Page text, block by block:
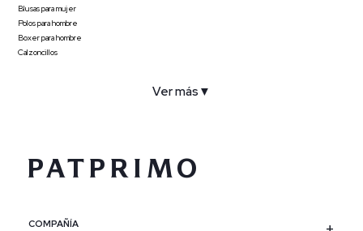
Blusas para mujer
Polos para hombre
Boxer para hombre
Calzoncillos
Ver más ▼
COMPAÑÍA